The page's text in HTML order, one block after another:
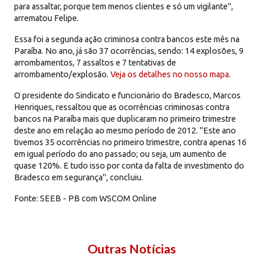
para assaltar, porque tem menos clientes e só um vigilante",
arrematou Felipe.
Essa foi a segunda ação criminosa contra bancos este mês na
Paraíba. No ano, já são 37 ocorrências, sendo: 14 explosões, 9
arrombamentos, 7 assaltos e 7 tentativas de
arrombamento/explosão. Veja os detalhes no nosso mapa.
O presidente do Sindicato e funcionário do Bradesco, Marcos
Henriques, ressaltou que as ocorrências criminosas contra
bancos na Paraíba mais que duplicaram no primeiro trimestre
deste ano em relação ao mesmo período de 2012. "Este ano
tivemos 35 ocorrências no primeiro trimestre, contra apenas 16
em igual período do ano passado; ou seja, um aumento de
quase 120%. E tudo isso por conta da falta de investimento do
Bradesco em segurança", concluiu.
Fonte: SEEB - PB com WSCOM Online
Outras Notícias